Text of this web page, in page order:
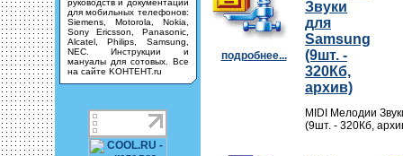
руководств и документации
для мобильных телефонов:
Siemens, Motorola, Nokia,
Sony Ericsson, Panasonic,
Alcatel, Philips, Samsung,
NEC. Инструкции и
мануалы для сотовых. Все
на сайте KOHTEHT.ru
подробнее...
Звуки
для
Samsung
(9шт. -
320Кб,
архив)
MIDI Мелодии
(9шт. - 320Кб,